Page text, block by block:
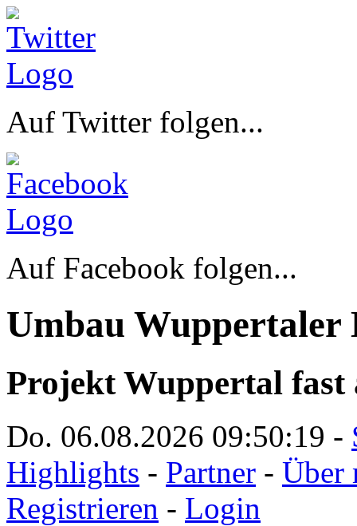
Auf Twitter folgen...
Auf Facebook folgen...
Umbau Wuppertaler
Projekt Wuppertal fast
Do. 06.08.2026 09:50:19 -
Highlights - Partner - Über
Registrieren - Login